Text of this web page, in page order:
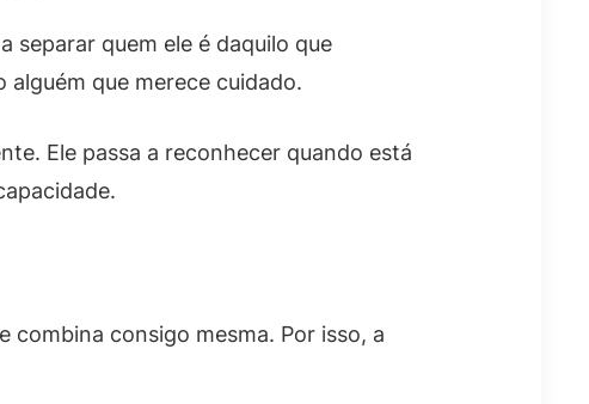
separar quem ele é daquilo que
que merece cuidado.
Ele passa a reconhecer quando está
combina consigo mesma. Por isso, a